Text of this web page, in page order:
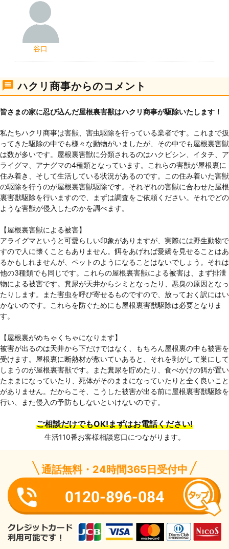
谷口
ハクリ商事からのコメント
皆さまの家に忍び込んだ屋根裏害獣はハクリ商事が駆除いたします！
私たちハクリ商事は害獣、害虫駆除を行っている業者です。これまで扱
ってきた駆除の中でも様々な動物がいましたが、その中でも屋根裏害獣
は数が多いです。屋根裏害獣に分類されるのはハクビシン、イタチ、ア
ライグマ、アナグマの4種類となっています。これらの害獣が屋根裏に
住み着き、そして生活している状況があるのです。この住み着いた害獣
の駆除を行うのが屋根裏害獣駆除です。それぞれの害獣に合わせた屋根
裏害獣駆除を行いますので、まずは調査をご依頼ください。それでどの
ような害獣が侵入したのかを調べます。
【屋根裏害獣による被害】
アライグマというと可愛らしい印象がありますが、実際には野生動物で
すので人に懐くこともありません。餌をあげれば愛嬌を見せることはあ
るかもしれませんが、ペットのようになることはないでしょう。それは
他の3種類でも同じです。これらの屋根裏害獣による被害は、まず排泄
物による被害です。糞尿が天井からシミとなったり、悪臭の原因となっ
たりします。また害虫を呼び寄せるものですので、放っておく訳にはい
かないのです。これらを防ぐためにも屋根裏害獣駆除は必要となりま
す。
【屋根裏がめちゃくちゃになります】
被害が出るのは天井から下だけではなく、もちろん屋根裏の中も被害を
受けます。屋根裏に断熱材が敷いていあると、それを剥がして巣にして
しまうのが屋根裏害獣です。また糞尿を貯めたり、食べかけの餌が置い
たままになっていたり、死体がそのままになっていたりと全く良いこと
がありません。だからこそ、こうした被害が出る前に屋根裏害獣駆除を
行い、また侵入の予防もしないといけないのです。
ご相談だけでもOK!まずはお電話ください!
生活110番お客様相談窓口につながります。
通話無料・24時間365日受付中
0120-896-084